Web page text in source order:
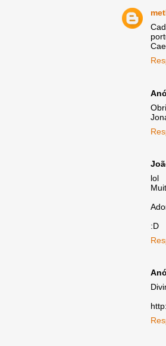
lol
:D